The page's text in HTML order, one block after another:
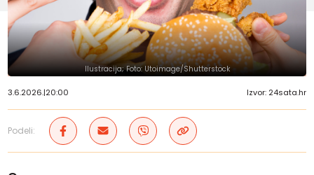
Ilustracija; Foto: Utoimage/Shutterstock
3.6.2026.|20:00 Izvor: 24sata.hr
Podeli: